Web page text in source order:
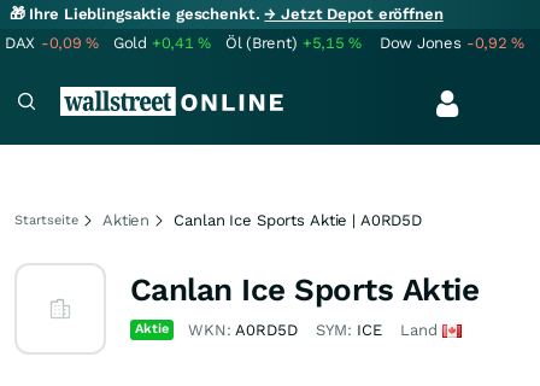
🎁 Ihre Lieblingsaktie geschenkt.→ Jetzt Depot eröffnen
DAX -0,09% Gold +0,41% Öl (Brent) +5,15% Dow Jones -0,92%
Startseite Aktien Canlan Ice Sports Aktie | A0RD5D
Canlan Ice Sports Aktie
Aktie WKN:A0RD5D SYM: ICE Land